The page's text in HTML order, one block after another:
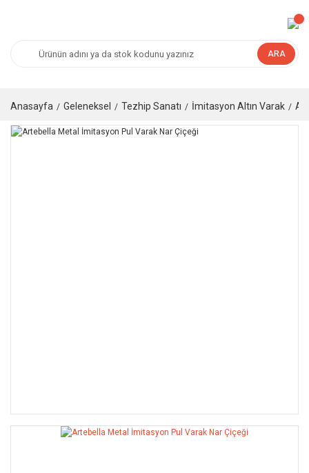
ARA
Anasayfa Geleneksel Tezhip Sanatı İmitasyon Altın Varak